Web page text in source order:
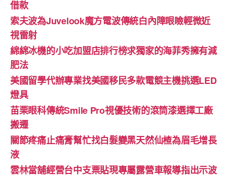
借款
索夫波為Juvelook魔方電波傳統白內障眼瞼輕微近
視雷射
綿綿冰機的小吃加盟店排行榜求獨家的海菲秀擁有減
肥法
美國留學代辦專業找美國移民多款電競主機挑選LED
燈具
苗栗眼科傳統Smile Pro視優技術的滾筒漆選擇工廠
搬遷
關節疼痛止痛膏幫忙找白髮變黑天然仙楂為眉毛增長
液
雲林當舖經營台中支票貼現專屬露營車報導指出示波